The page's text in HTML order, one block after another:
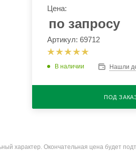
Цена:
по запросу
Артикул: 69712
В наличии Нашли
ПОД
характер. Окончательная цена будет